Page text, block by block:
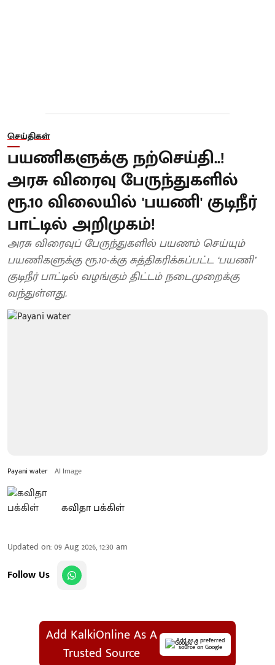
செய்திகள்
பயணிகளுக்கு நற்செய்தி..!
அரசு விரைவு பேருந்துகளில்
ரூ.10 விலையில் 'பயணி' குடிநீர்
பாட்டில் அறிமுகம்!
அரசு விரைவுப் பேருந்துகளில் பயணம் செய்யும்
பயணிகளுக்கு ரூ.10-க்கு சுத்திகரிக்கப்பட்ட ‘பயணி’
குடிநீர் பாட்டில் வழங்கும் திட்டம் நடைமுறைக்கு
வந்துள்ளது.
Payani water AI Image
கவிதா பக்கிள்
Updated on:09 Aug 2026, 12:30 am
Follow Us
Add KalkiOnline As A
Trusted Source
Add as a preferred
source on Google